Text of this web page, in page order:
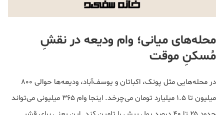
محله‌های میانی؛ وام ودیعه در نقشِ
مُسکنِ موقت
در محله‌هایی مثل پونک، اکباتان و یوسف‌آباد، ودیعه‌ها حوالی ۸۰۰
میلیون تا ۱.۵ میلیارد تومان می‌چرخد. اینجا وام ۳۶۵ میلیونی می‌تواند